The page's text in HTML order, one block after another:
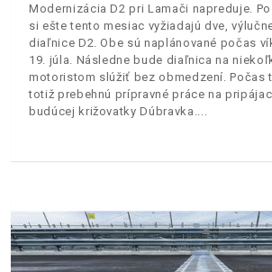
Modernizácia D2 pri Lamači napreduje.
si ešte tento mesiac vyžiadajú dve,
diaľnice D2. Obe sú naplánované počas
19. júla. Následne bude diaľnica na
motoristom slúžiť bez obmedzení. Počas
totiž prebehnú prípravné práce na
budúcej križovatky Dúbravka.